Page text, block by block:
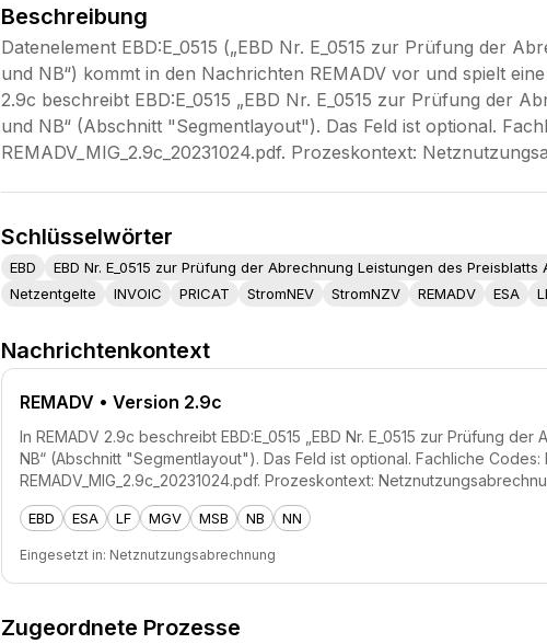
Beschreibung
Datenelement EBD:E_0515 („EBD Nr. E_0515 zur Prüfung der
und NB“) kommt in den Nachrichten REMADV vor und spielt
2.9c beschreibt EBD:E_0515 „EBD Nr. E_0515 zur Prüfung der
und NB“ (Abschnitt "Segmentlayout"). Das Feld ist optional.
REMADV_MIG_2.9c_20231024.pdf. Prozeskontext:
Schlüsselwörter
EBD EBD Nr. E_0515 zur Prüfung der Abrechnung Leistungen des Preisblatts
Netzentgelte
INVOIC PRICAT StromNEV StromNZV REMADV ESA
Nachrichtenkontext
REMADV • Version 2.9c
In REMADV 2.9c beschreibt EBD:E_0515 „EBD Nr. E_0515 zur Prüfung
NB“ (Abschnitt "Segmentlayout"). Das Feld ist optional. Fachliche Codes:
REMADV_MIG_2.9c_20231024.pdf. Prozeskontext:
EBD ESA LF MGV MSB NB NN
Eingesetzt in: Netznutzungsabrechnung
Zugeordnete Prozesse